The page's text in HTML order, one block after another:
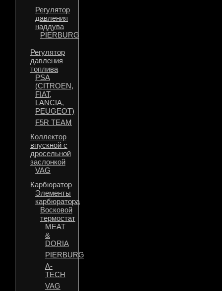
Регулятор
давления
наддува
PIERBURG
Регулятор
давления
топлива
PSA
(CITROEN,
FIAT,
LANCIA,
PEUGEOT)
F5R TEAM
Коллектор
впускной с
дросельной
заслонкой
VAG
Карбюратор
Элементы
карбюратора
Восковой
термостат
MEAT
&
DORIA
PIERBURG
A-
TECH
VAG